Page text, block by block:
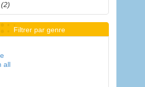
(2)
Filtrer par genre
all